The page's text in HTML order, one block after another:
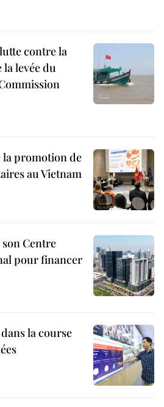
contre la
la levée du
la promotion de
au Vietnam
Centre
pour financer
la course